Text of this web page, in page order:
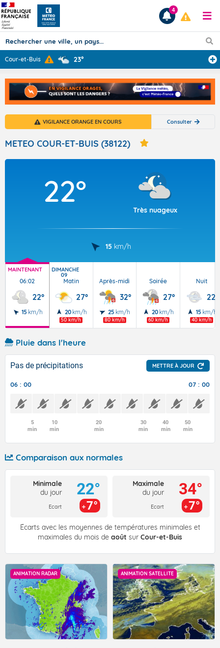
Prévisions
TOUS LES RÉSULTATS
Articles
4
Cour-et-Buis 23°
VIGILANCE ORANGE EN COURS Consulter
METEO COUR-ET-BUIS (38122)
22°
Très nuageux
15 km/h
MAINTENANT
06:02
22°
15 km/h
DIMANCHE
09
Matin
27°
20 km/h
50 km/h
Après-midi
32°
25 km/h
80 km/h
Soirée
27°
20 km/h
60 km/h
Nuit
22°
15 km/h
40 km/h
Pluie dans l'heure
Pas de précipitations METTRE À JOUR
06 : 00 07 : 00
5
min
10
min
20
min
30
min
40
min
50
min
Comparaison aux normales
Minimale
du jour
Ecart
22°
7°
Maximale
du jour
Ecart
34°
7°
Écarts avec les moyennes de températures minimales et
maximales du mois de août sur Cour-et-Buis
ANIMATION RADAR ANIMATION SATELLITE